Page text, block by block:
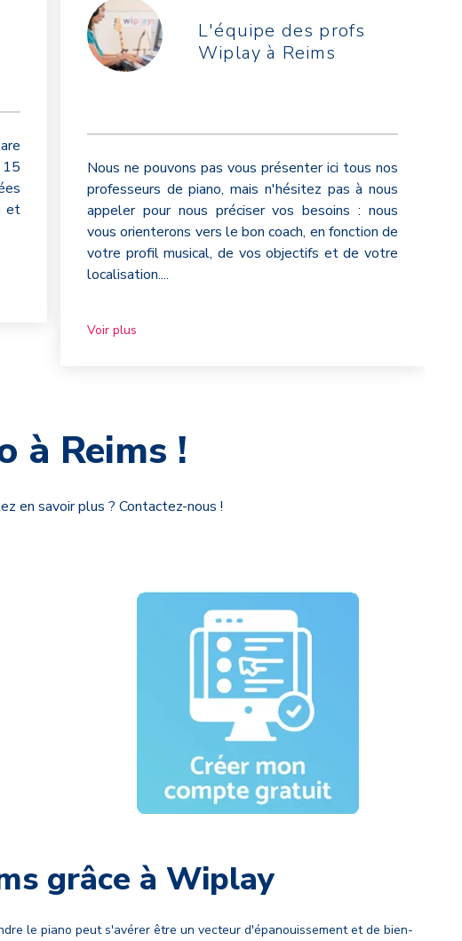
et
L'équipe des profs
Wiplay à Reims
Nous ne pouvons pas vous présenter ici tous nos
professeurs de piano, mais n'hésitez pas à nous
appeler pour nous préciser vos besoins : nous
vous orienterons vers le bon coach, en fonction de
votre profil musical, de vos objectifs et de votre
localisation....
Voir plus
à Reims !
en savoir plus ? Contactez-nous !
grâce à Wiplay
le piano peut s'avérer être un vecteur d'épanouissement et de bien-